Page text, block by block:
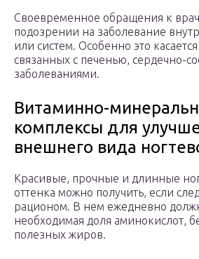
Своевременное обращения к
подозрении на заболевание
или систем. Особенно это
связанных с печенью, сердечно-
заболеваниями.
Витаминно-
комплексы для
внешнего вида
Красивые, прочные и длинные
оттенка можно получить, если
рационом. В нем ежедневно
необходимая доля аминокислот,
полезных жиров.